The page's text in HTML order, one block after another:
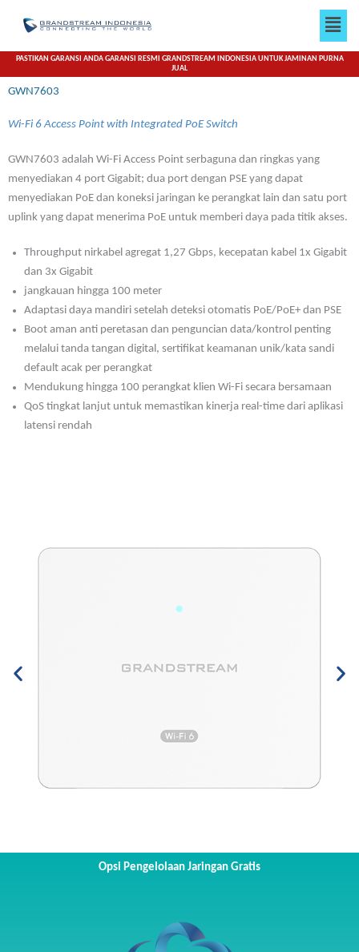
PASTIKAN GARANSI ANDA GARANSI RESMI GRANDSTREAM INDONESIA UNTUK JAMINAN PURNA
JUAL
GWN7603
Wi-Fi 6 Access Point with Integrated PoE Switch
GWN7603 adalah Wi-Fi Access Point serbaguna dan ringkas yang
menyediakan 4 port Gigabit; dua port dengan PSE yang dapat
menyediakan PoE dan koneksi jaringan ke perangkat lain dan satu port
uplink yang dapat menerima PoE untuk memberi daya pada titik akses.
Throughput nirkabel agregat 1,27 Gbps, kecepatan kabel 1x Gigabit
dan 3x Gigabit
jangkauan hingga 100 meter
Adaptasi daya mandiri setelah deteksi otomatis PoE/PoE+ dan PSE
Boot aman anti peretasan dan penguncian data/kontrol penting
melalui tanda tangan digital, sertifikat keamanan unik/kata sandi
default acak per perangkat
Mendukung hingga 100 perangkat klien Wi-Fi secara bersamaan
QoS tingkat lanjut untuk memastikan kinerja real-time dari aplikasi
latensi rendah
Opsi Pengelolaan Jaringan Gratis